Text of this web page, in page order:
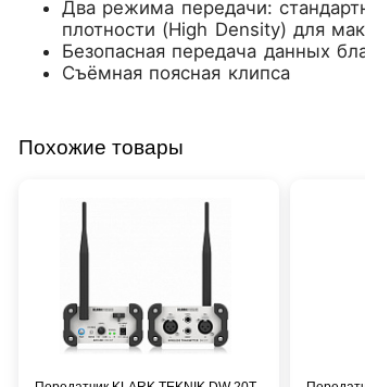
Два режима передачи:
плотности (High Density) для
Безопасная передача данных
Съёмная поясная клипса
Похожие товары